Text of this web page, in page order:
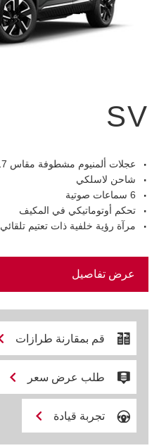
SV
عجلات ألمنيوم مشطوفة مقاس 17 بوصة
شاحن لاسلكي
6 سماعات صوتية
تحكم أوتوماتيكي في المكيف
مرآة رؤية خلفية ذات تعتيم تلقائي
عرض تفاصيل
قم بمقارنة طرازات
طلب عرض سعر
تجربة قيادة